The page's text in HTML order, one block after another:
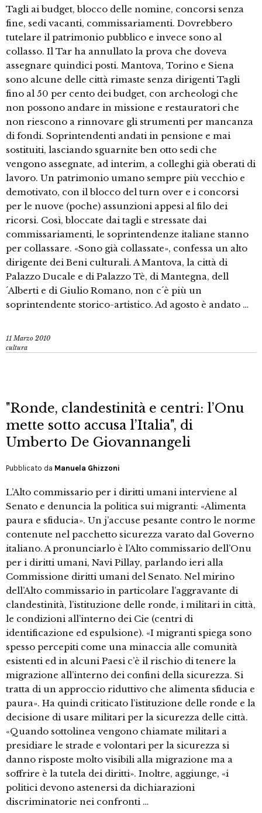
Tagli ai budget, blocco delle nomine, concorsi senza
fine, sedi vacanti, commissariamenti. Dovrebbero
tutelare il patrimonio pubblico e invece sono al
collasso. Il Tar ha annullato la prova che doveva
assegnare quindici posti. Mantova, Torino e Siena
sono alcune delle città rimaste senza dirigenti Tagli
fino al 50 per cento dei budget, con archeologi che
non possono andare in missione e restauratori che
non riescono a rinnovare gli strumenti per mancanza
di fondi. Soprintendenti andati in pensione e mai
sostituiti, lasciando sguarnite ben otto sedi che
vengono assegnate, ad interim, a colleghi già oberati di
lavoro. Un patrimonio umano sempre più vecchio e
demotivato, con il blocco del turn over e i concorsi
per le nuove (poche) assunzioni appesi al filo dei
ricorsi. Così, bloccate dai tagli e stressate dai
commissariamenti, le soprintendenze italiane stanno
per collassare. «Sono già collassate», confessa un alto
dirigente dei Beni culturali. A Mantova, la città di
Palazzo Ducale e di Palazzo Tè, di Mantegna, dell
´Alberti e di Giulio Romano, non c´è più un
soprintendente storico-artistico. Ad agosto è andato …
11 Marzo 2010
cultura
"Ronde, clandestinità e centri: l’Onu
mette sotto accusa l’Italia", di
Umberto De Giovannangeli
Pubblicato da Manuela Ghizzoni
L’Alto commissario per i diritti umani interviene al
Senato e denuncia la politica sui migranti: «Alimenta
paura e sfiducia». Un j’accuse pesante contro le norme
contenute nel pacchetto sicurezza varato dal Governo
italiano. A pronunciarlo è l’Alto commissario dell’Onu
per i diritti umani, Navi Pillay, parlando ieri alla
Commissione diritti umani del Senato. Nel mirino
dell’Alto commissario in particolare l’aggravante di
clandestinità, l’istituzione delle ronde, i militari in città,
le condizioni all’interno dei Cie (centri di
identificazione ed espulsione). «I migranti spiega sono
spesso percepiti come una minaccia alle comunità
esistenti ed in alcuni Paesi c’è il rischio di tenere la
migrazione all’interno dei confini della sicurezza. Si
tratta di un approccio riduttivo che alimenta sfiducia e
paura». Ha quindi criticato l’istituzione delle ronde e la
decisione di usare militari per la sicurezza delle città.
«Quando sottolinea vengono chiamate militari a
presidiare le strade e volontari per la sicurezza si
danno risposte molto visibili alla migrazione ma a
soffrire è la tutela dei diritti». Inoltre, aggiunge, «i
politici devono astenersi da dichiarazioni
discriminatorie nei confronti …